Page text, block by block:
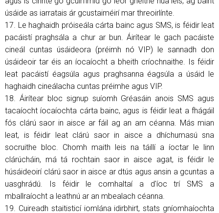
úsáide as iarratais ár gcustaiméirí mar threoirlínte.
17. Le haghaidh próiseála cárta bainc agus SMS, is féidir leat
pacáistí praghsála a chur ar bun. Áirítear le gach pacáiste
cineál cuntas úsáideora (préimh nó VIP) le sannadh don
úsáideoir tar éis an íocaíocht a bheith críochnaithe. Is féidir
leat pacáistí éagsúla agus praghsanna éagsúla a úsáid le
haghaidh cineálacha cuntas préimhe agus VIP.
18. Áirítear bloc signup suíomh Gréasáin anois SMS agus
tacaíocht íocaíochta cárta bainc, agus is féidir leat a fhágáil
fós clárú saor in aisce ar fáil ag an am céanna. Más mian
leat, is féidir leat clárú saor in aisce a dhíchumasú sna
socruithe bloc. Chomh maith leis na táillí a íoctar le linn
clárúcháin, má tá rochtain saor in aisce agat, is féidir le
húsáideoirí clárú saor in aisce ar dtús agus ansin a gcuntas a
uasghrádú. Is féidir le comhaltaí a d'íoc trí SMS a
mballraíocht a leathnú ar an mbealach céanna.
19. Cuireadh staitisticí iomlána idirbhirt, stats gníomhaíochta